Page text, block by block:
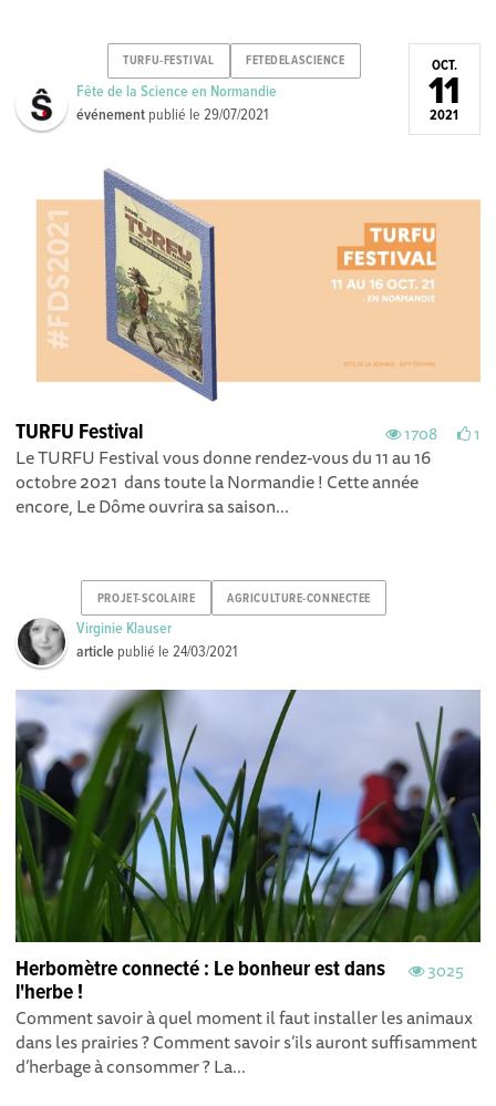
TURFU-FESTIVAL FETEDELASCIENCE
Fête de la Science en Normandie
événement publié le29/07/2021
OCT.
11
2021
1708 1
TURFU Festival
Le TURFU Festival vous donne rendez-vous du 11 au 16
octobre 2021 dans toute la Normandie ! Cette année
encore, Le Dôme ouvrira sa saison...
PROJET-SCOLAIRE AGRICULTURE-CONNECTEE
Virginie Klauser
article publié le24/03/2021
3025
Herbomètre connecté : Le bonheur est dans
l'herbe !
Comment savoir à quel moment il faut installer les animaux
dans les prairies ? Comment savoir s’ils auront suffisamment
d’herbage à consommer ? La...